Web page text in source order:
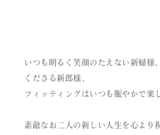
いつも明るく笑顔のたえない新婦様
くださる新郎様、
フィッティングはいつも賑やかで楽
素敵なお二人の新しい人生を心より